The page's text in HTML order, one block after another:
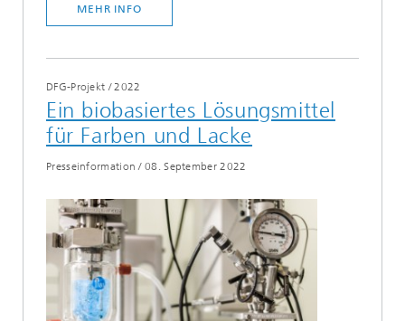
MEHR INFO
DFG-Projekt /2022
Ein biobasiertes Lösungsmittel
für Farben und Lacke
Presseinformation /08. September 2022